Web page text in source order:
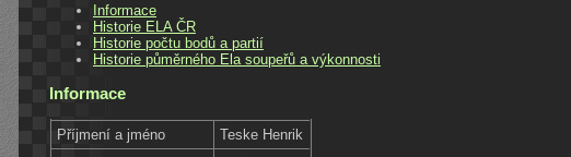
Informace
Historie ELA ČR
Historie počtu bodů a partií
Historie půměrného Ela soupeřů a výkonnosti
Informace
Příjmení a jméno
Teske Henrik